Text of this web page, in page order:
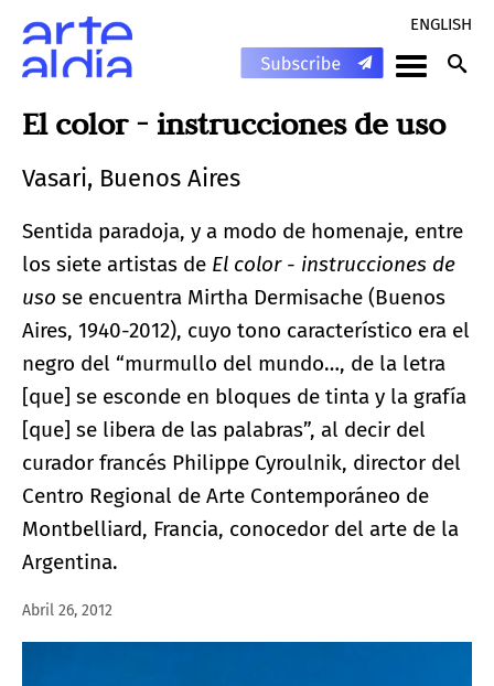
ENGLISH
El color - instrucciones de uso
Vasari, Buenos Aires
Sentida paradoja, y a modo de homenaje, entre
los siete artistas de El color - instrucciones de
uso se encuentra Mirtha Dermisache (Buenos
Aires, 1940-2012), cuyo tono característico era el
negro del “murmullo del mundo…, de la letra
[que] se esconde en bloques de tinta y la grafía
[que] se libera de las palabras”, al decir del
curador francés Philippe Cyroulnik, director del
Centro Regional de Arte Contemporáneo de
Montbelliard, Francia, conocedor del arte de la
Argentina.
Abril 26, 2012